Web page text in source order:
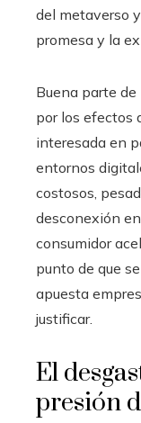
del metaverso
promesa y la
Buena parte
por los efectos
interesada en
entornos
costosos,
desconexión
consumidor
punto de que
apuesta
justificar.
El
presión